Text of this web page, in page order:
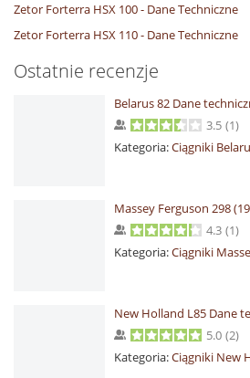
Zetor Forterra HSX 100 - Dane Techniczne
Zetor Forterra HSX 110 - Dane Techniczne
Ostatnie recenzje
Belarus 82 Dane
3.5 (1)
Kategoria:Ciągniki
Massey Ferguson 298
4.3 (1)
Kategoria:Ciągniki
New Holland L85 Dane
5.0 (2)
Kategoria:Ciągniki New